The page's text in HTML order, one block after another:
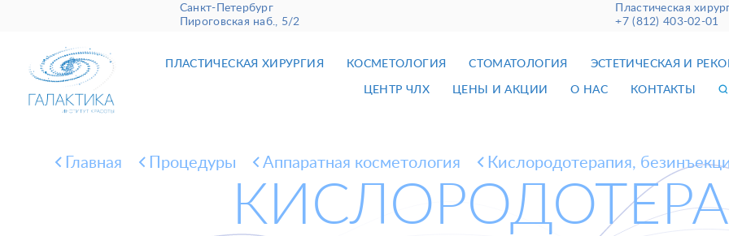
Санкт-Петербург
Пироговская наб., 5/2
Пластическая
+7 (812) 403-02-01
ПЛАСТИЧЕСКАЯ ХИРУРГИЯ КОСМЕТОЛОГИЯ СТОМАТОЛОГИЯ ЭСТЕТИЧЕСКАЯ И
ЦЕНТР ЧЛХ ЦЕНЫ И АКЦИИ О НАС КОНТАКТЫ
Главная Процедуры Аппаратная косметология Кислородотерапия,